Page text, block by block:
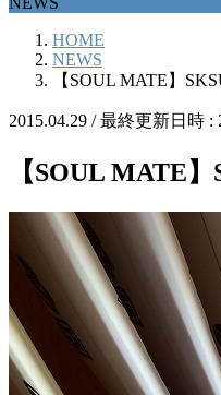
HOME
NEWS
【SOUL MATE】
2015.04.29 / 最終更新日時 :
【SOUL MATE